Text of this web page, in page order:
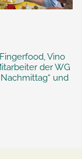
Vino
der WG
und